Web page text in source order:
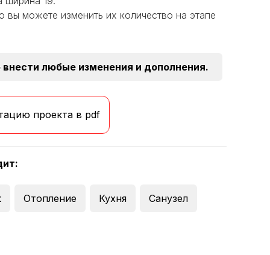
вы можете изменить их количество на этапе
любые изменения и дополнения.
проекта в pdf
Отопление Кухня Санузел